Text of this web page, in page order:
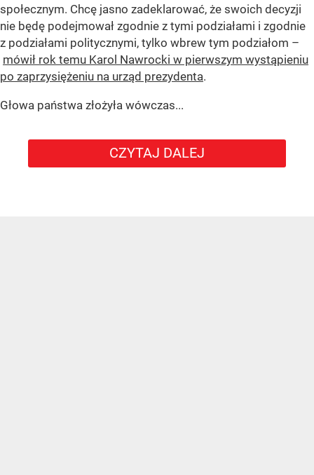
społecznym. Chcę jasno zadeklarować, że swoich decyzji
nie będę podejmował zgodnie z tymi podziałami i zgodnie
z podziałami politycznymi, tylko wbrew tym podziałom –
mówił rok temu Karol Nawrocki w pierwszym wystąpieniu
po zaprzysiężeniu na urząd prezydenta.
Głowa państwa złożyła wówczas...
CZYTAJ DALEJ